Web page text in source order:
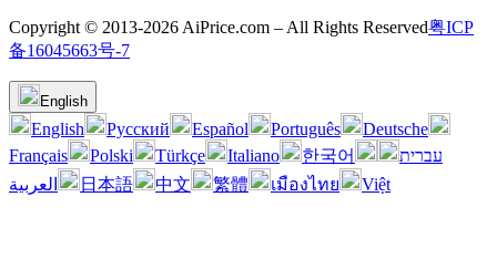
Copyright © 2013-2026 AiPrice.com – All Rights Reserved粤ICP
备16045663号-7
English
English Pусский Español Português
Deutsche
Français
Polski Türkçe Italiano 한국어
עברית
العربية
日本語 中文 繁體 เมืองไทย Việt